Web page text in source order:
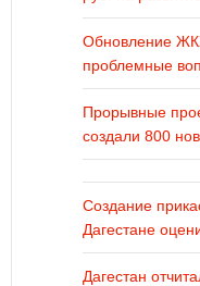
Обновление
проблемные
Прорывные
создали 800
Создание
Дагестане
Дагестан